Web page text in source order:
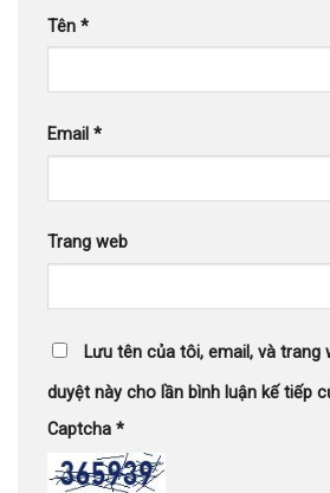
Tên *
Email *
Trang web
Lưu tên của tôi, email, và trang
duyệt này cho lần bình luận kế tiếp
Captcha *